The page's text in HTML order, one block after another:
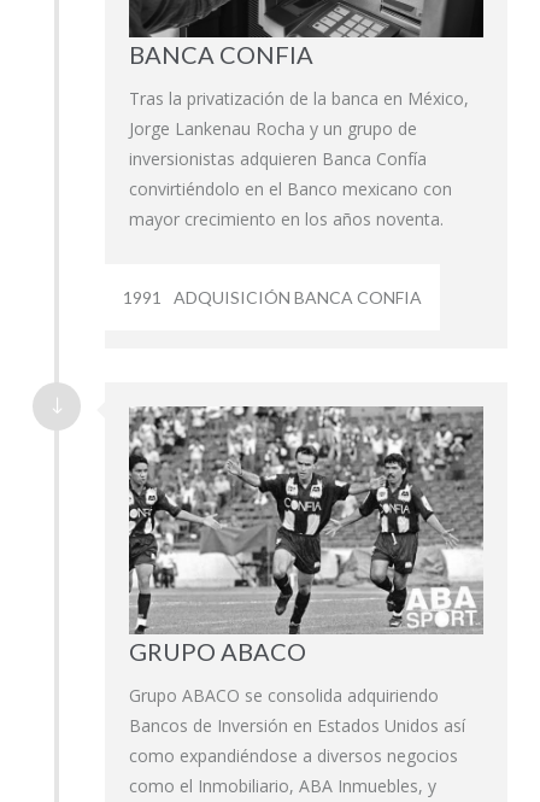
BANCA CONFIA
Tras la privatización de la banca en México,
Jorge Lankenau Rocha y un grupo de
inversionistas adquieren Banca Confía
convirtiéndolo en el Banco mexicano con
mayor crecimiento en los años noventa.
1991 ADQUISICIÓN BANCA CONFIA
GRUPO ABACO
Grupo ABACO se consolida adquiriendo
Bancos de Inversión en Estados Unidos así
como expandiéndose a diversos negocios
como el Inmobiliario, ABA Inmuebles, y